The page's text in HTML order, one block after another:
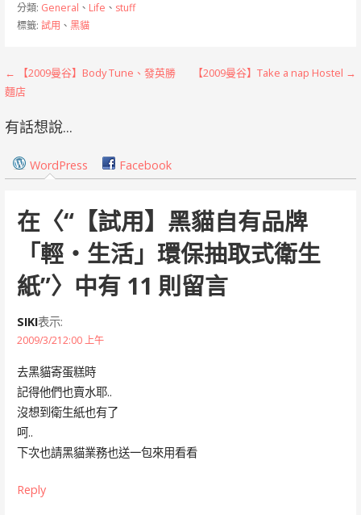
分類: General 、 Life 、 stuff
標籤: 試用 、 黑貓
文
章
導
覽
← 【2009曼谷】Body Tune、發英勝
麵店
【2009曼谷】Take a nap Hostel →
有話想說...
WordPress Facebook
在〈“【試用】黑貓自有品牌
「輕‧生活」環保抽取式衛生
紙”〉中有 11 則留言
SIKI表示:
2009/3/212:00 上午
去黑貓寄蛋糕時
記得他們也賣水耶..
沒想到衛生紙也有了
呵..
下次也請黑貓業務也送一包來用看看
Reply